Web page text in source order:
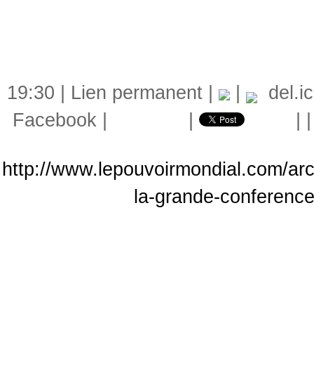
19:30 | Lien permanent
Facebook
http://www.lepouvoirmondial.com/
la-grande-